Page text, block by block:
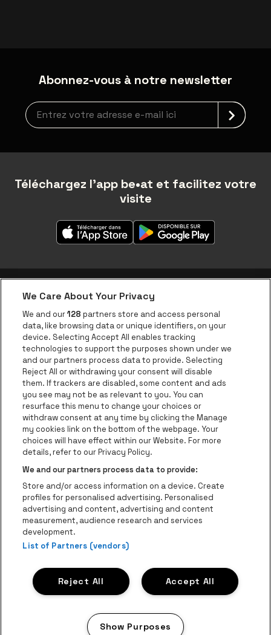
Abonnez-vous à notre newsletter
Inscription à la newsletter
Téléchargez l'app be•at et facilitez votre
visite
Application be•at
be•at Corporate
be•at Business
Groupes
Helpcenter
Contact
Instagram
Facebook
Threads
TiktokYoutube
Be•at Tickets fait partie de be•at
be•at Tickets
Schijnpoortweg 119, 2170 Anvers
Be-At Venues
Schijnpoortweg 119, 2170 Anvers
BTW (BE) 0461.051.688 - RPR Antwerpen
BNP Paribas Fortis - IBAN: BE93 2200 4925 0067 - BIC:
GEBABEBB
ProclaimerCookiesManage my cookiesPrivacy
We Care About Your Privacy
We and our128 partners store and access personal
data, like browsing data or unique identifiers, on your
device. Selecting Accept All enables tracking
technologies to support the purposes shown under we
and our partners process data to provide. Selecting
Reject All or withdrawing your consent will disable
them. If trackers are disabled, some content and ads
you see may not be as relevant to you. You can
resurface this menu to change your choices or
withdraw consent at any time by clicking the Manage
my cookies link on the bottom of the webpage. Your
choices will have effect within our Website. For more
details, refer to our Privacy Policy.
We and our partners process data to provide:
Store and/or access information on a device. Create
profiles for personalised advertising. Personalised
advertising and content, advertising and content
measurement, audience research and services
development.
List of Partners (vendors)
Accept All
Reject All
Show Purposes